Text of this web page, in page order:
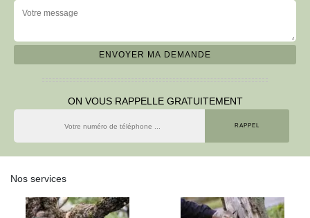
ON VOUS RAPPELLE GRATUITEMENT
Nos services